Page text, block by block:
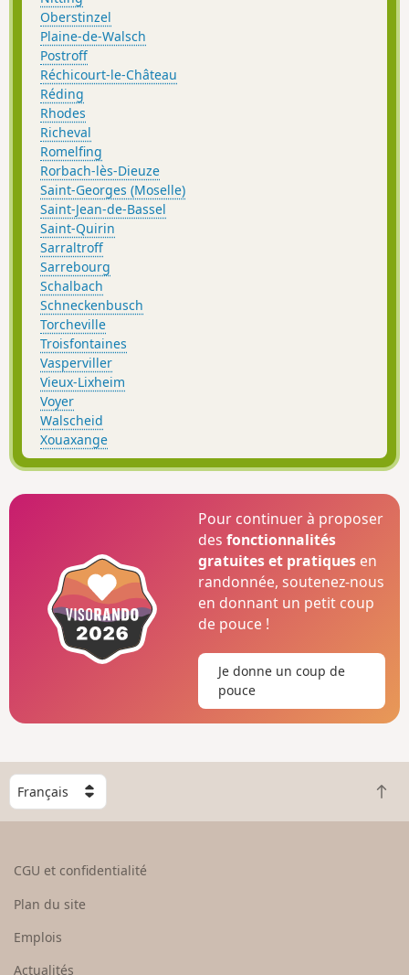
Oberstinzel
Plaine-de-Walsch
Postroff
Réchicourt-le-Château
Réding
Rhodes
Richeval
Romelfing
Rorbach-lès-Dieuze
Saint-Georges (Moselle)
Saint-Jean-de-Bassel
Saint-Quirin
Sarraltroff
Sarrebourg
Schalbach
Schneckenbusch
Torcheville
Troisfontaines
Vasperviller
Vieux-Lixheim
Voyer
Walscheid
Xouaxange
Pour continuer à proposer
desfonctionnalités
gratuites et pratiques en
randonnée, soutenez-nous
en donnant un petit coup
de pouce !
Je donne un coup de
pouce
C
h
o
e
R
e
CGU et confidentialité
Plan du site
Emplois
Actualités